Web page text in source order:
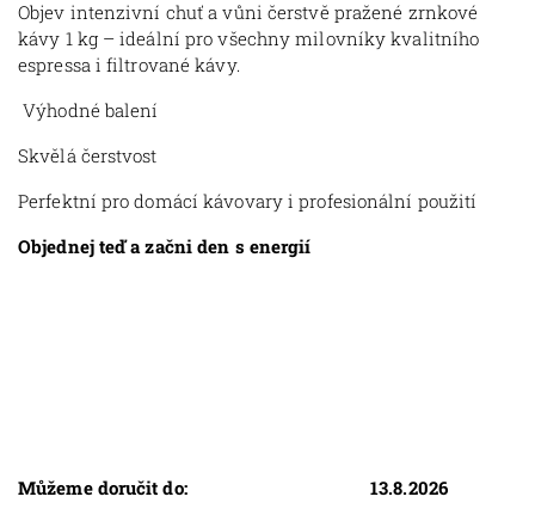
Objev intenzivní chuť a vůni čerstvě pražené zrnkové
kávy 1 kg – ideální pro všechny milovníky kvalitního
espressa i filtrované kávy.
Výhodné balení
Skvělá čerstvost
Perfektní pro domácí kávovary i profesionální použití
Objednej teď a začni den s energií
Můžeme doručit do: 13.8.2026